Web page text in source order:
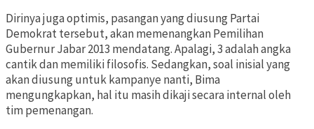
Dirinya juga optimis, pasangan yang diusung Partai
Demokrat tersebut, akan memenangkan Pemilihan
Gubernur Jabar 2013 mendatang. Apalagi, 3 adalah angka
cantik dan memiliki filosofis. Sedangkan, soal inisial yang
akan diusung untuk kampanye nanti, Bima
mengungkapkan, hal itu masih dikaji secara internal oleh
tim pemenangan.